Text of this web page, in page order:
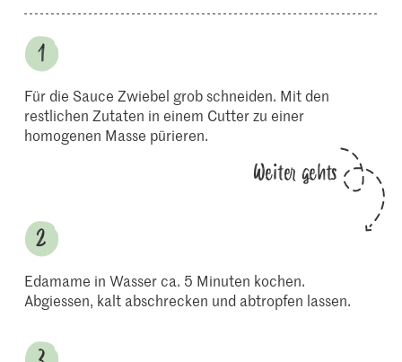
Für die Sauce Zwiebel grob schneiden. Mit den
restlichen Zutaten in einem Cutter zu einer
homogenen Masse pürieren.
Weiter gehts
Edamame in Wasser ca. 5 Minuten kochen.
Abgiessen, kalt abschrecken und abtropfen lassen.